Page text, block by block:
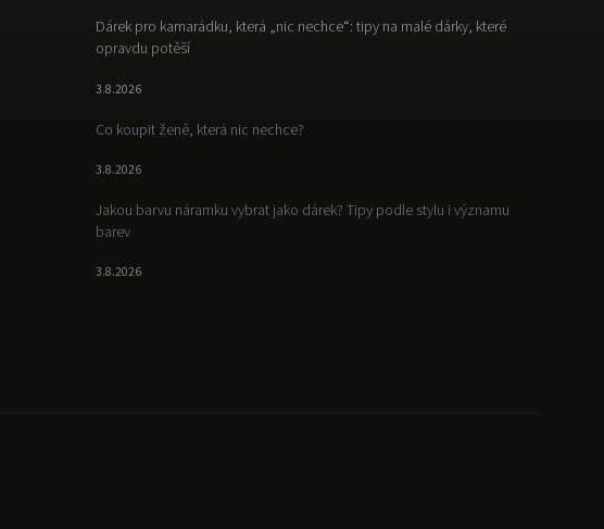
Dárek pro kamarádku, která „nic nechce“: tipy na malé dárky, které
opravdu potěší
3.8.2026
Co koupit ženě, která nic nechce?
3.8.2026
Jakou barvu náramku vybrat jako dárek? Tipy podle stylu i významu
barev
3.8.2026